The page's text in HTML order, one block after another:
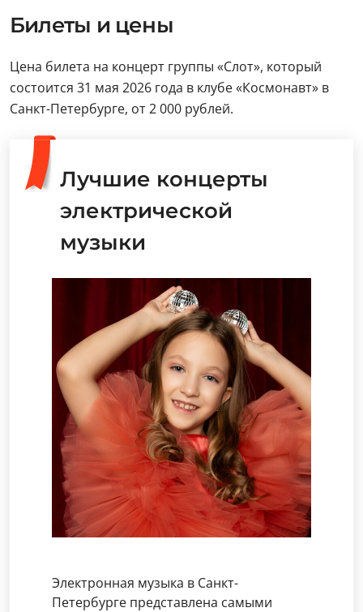
Билеты и цены
Цена билета на концерт группы «Слот», который
состоится 31 мая 2026 года в клубе «Космонавт» в
Санкт-Петербурге, от 2 000 рублей.
Лучшие концерты
электрической
музыки
Электронная музыка в Санкт-
Петербурге представлена самыми